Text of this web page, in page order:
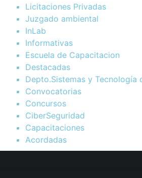
Licitaciones Privadas
Juzgado ambiental
InLab
Informativas
Escuela de Capacitacion
Destacadas
Depto.Sistemas y Tecnología
Convocatorias
Concursos
CiberSeguridad
Capacitaciones
Acordadas